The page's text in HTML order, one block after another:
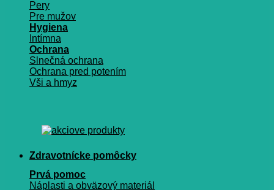
Pery
Pre mužov
Hygiena
Intímna
Ochrana
Slnečná ochrana
Ochrana pred potením
Vši a hmyz
Zdravotnícke pomôcky
Prvá pomoc
Náplasti a obväzový materiál